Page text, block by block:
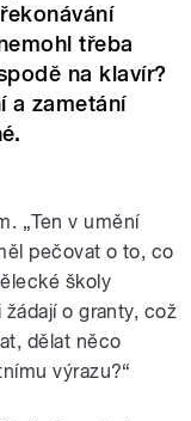
třeba
na klavír?
a zametání
„Ten v umění
pečovat o to, co
školy
o granty, což
dělat něco
výrazu?“